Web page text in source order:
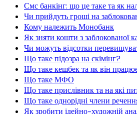
Смс банкінг: що це таке та як
Чи прийдуть гроші на
Кому належить Монобанк
Як зняти кошти з заблокованої
Чи можуть відсотки
Що таке підозра на скімінг?
Що таке кешбек та як він
Що таке МФО
Що таке прислівник та на які
Що таке однорідні члени
Як зробити ідейно-художній